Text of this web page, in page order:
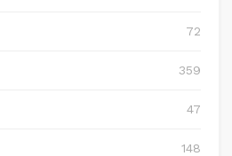
72
359
47
148